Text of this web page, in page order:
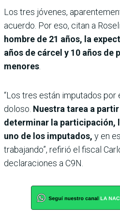
Los tres jóvenes,
acuerdo. Por eso, citan a
hombre de 21 años, la
años de cárcel y 10 años de
menores
“Los tres están imputados
doloso. Nuestra tarea a
determinar la participación,
uno de los imputados, y en
trabajando”, refirió el fiscal
declaraciones a C9N.